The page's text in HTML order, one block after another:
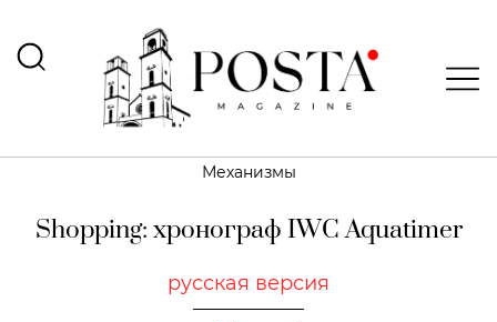
Механизмы
Shopping: хронограф IWC Aquatimer
русская версия